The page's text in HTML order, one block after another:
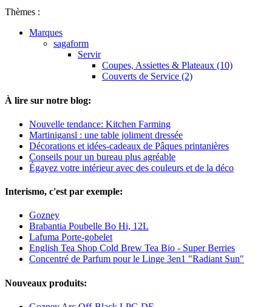
Thèmes :
Marques
sagaform
Servir
Coupes, Assiettes & Plateaux (10)
Couverts de Service (2)
À lire sur notre blog:
Nouvelle tendance: Kitchen Farming
Martinigansl : une table joliment dressée
Décorations et idées-cadeaux de Pâques printanières
Conseils pour un bureau plus agréable
Égayez votre intérieur avec des couleurs et de la déco
Interismo, c'est par exemple:
Gozney
Brabantia Poubelle Bo Hi, 12L
Lafuma Porte-gobelet
English Tea Shop Cold Brew Tea Bio - Super Berries
Concentré de Parfum pour le Linge 3en1 "Radiant Sun"
Nouveaux produits: